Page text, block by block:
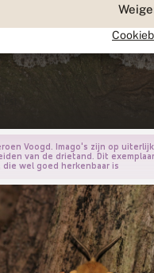
Voogd. Imago's zijn op
van de drietand. Dit
wel goed herkenbaar is